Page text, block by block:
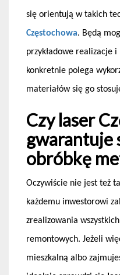
się orientują w takich
Częstochowa. Będą
przykładowe realizacje
konkretnie polega
materiałów się go
Czy laser
gwarantuje
obróbkę
Oczywiście nie jest też
każdemu inwestorowi
zrealizowania
remontowych. Jeżeli
mieszkalną albo